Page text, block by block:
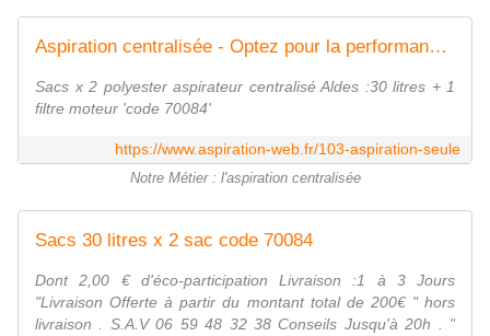
Aspiration centralisée - Optez pour la performance ! Acheter CENTRALE SEULE - AMS Aspiration Centralisée
Sacs x 2 polyester aspirateur centralisé Aldes :30 litres + 1
filtre moteur 'code 70084'
https://www.aspiration-web.fr/103-aspiration-seule
Notre Métier : l'aspiration centralisée
Sacs 30 litres x 2 sac code 70084
Dont 2,00 € d'éco-participation Livraison :1 à 3 Jours
"Livraison Offerte à partir du montant total de 200€ " hors
livraison . S.A.V 06 59 48 32 38 Conseils Jusqu'à 20h . "